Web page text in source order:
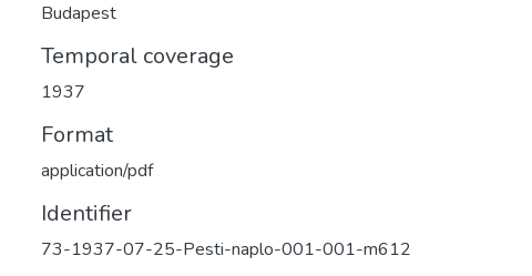
Budapest
Temporal coverage
1937
Format
application/pdf
Identifier
73-1937-07-25-Pesti-naplo-001-001-m612